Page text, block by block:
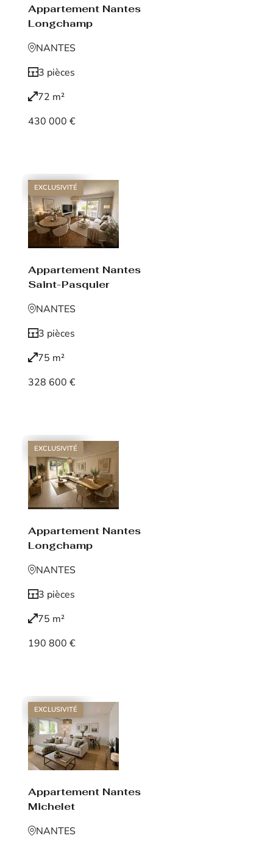
Appartement Nantes
Longchamp
NANTES
3 pièces
72 m²
430 000 €
EXCLUSIVITÉ
Appartement Nantes
Saint-Pasquier
NANTES
3 pièces
75 m²
328 600 €
EXCLUSIVITÉ
Appartement Nantes
Longchamp
NANTES
3 pièces
75 m²
190 800 €
EXCLUSIVITÉ
Appartement Nantes
Michelet
NANTES